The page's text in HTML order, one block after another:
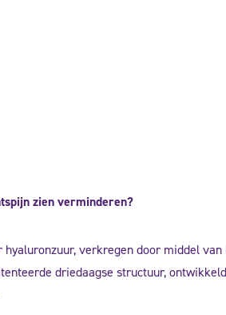
zien verminderen?
verkregen door middel
driedaagse structuur,